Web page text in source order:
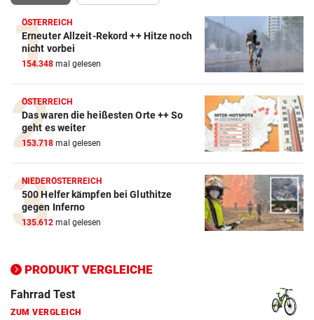
ÖSTERREICH
Erneuter Allzeit-Rekord ++ Hitze noch
nicht vorbei
154.348 mal gelesen
ÖSTERREICH
Das waren die heißesten Orte ++ So
geht es weiter
153.718 mal gelesen
NIEDERÖSTERREICH
500 Helfer kämpfen bei Gluthitze
gegen Inferno
135.612 mal gelesen
PRODUKT VERGLEICHE
Action-Cam Vergleich
ZUM VERGLEICH
Crosstrainer Vergleich
ZUM VERGLEICH
E-Bike Vergleich
ZUM VERGLEICH
Elektro-Scooter Vergleich
ZUM VERGLEICH
ZUM VERGLEICH
Fahrrad Test
ZUM VERGLEICH